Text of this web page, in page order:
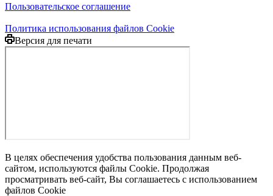
Пользовательское соглашение
Политика использования файлов Cookie
Версия для печати
В целях обеспечения удобства пользования данным веб-
сайтом, используются файлы Cookie. Продолжая
просматривать веб-сайт, Вы соглашаетесь с использованием
файлов Cookie